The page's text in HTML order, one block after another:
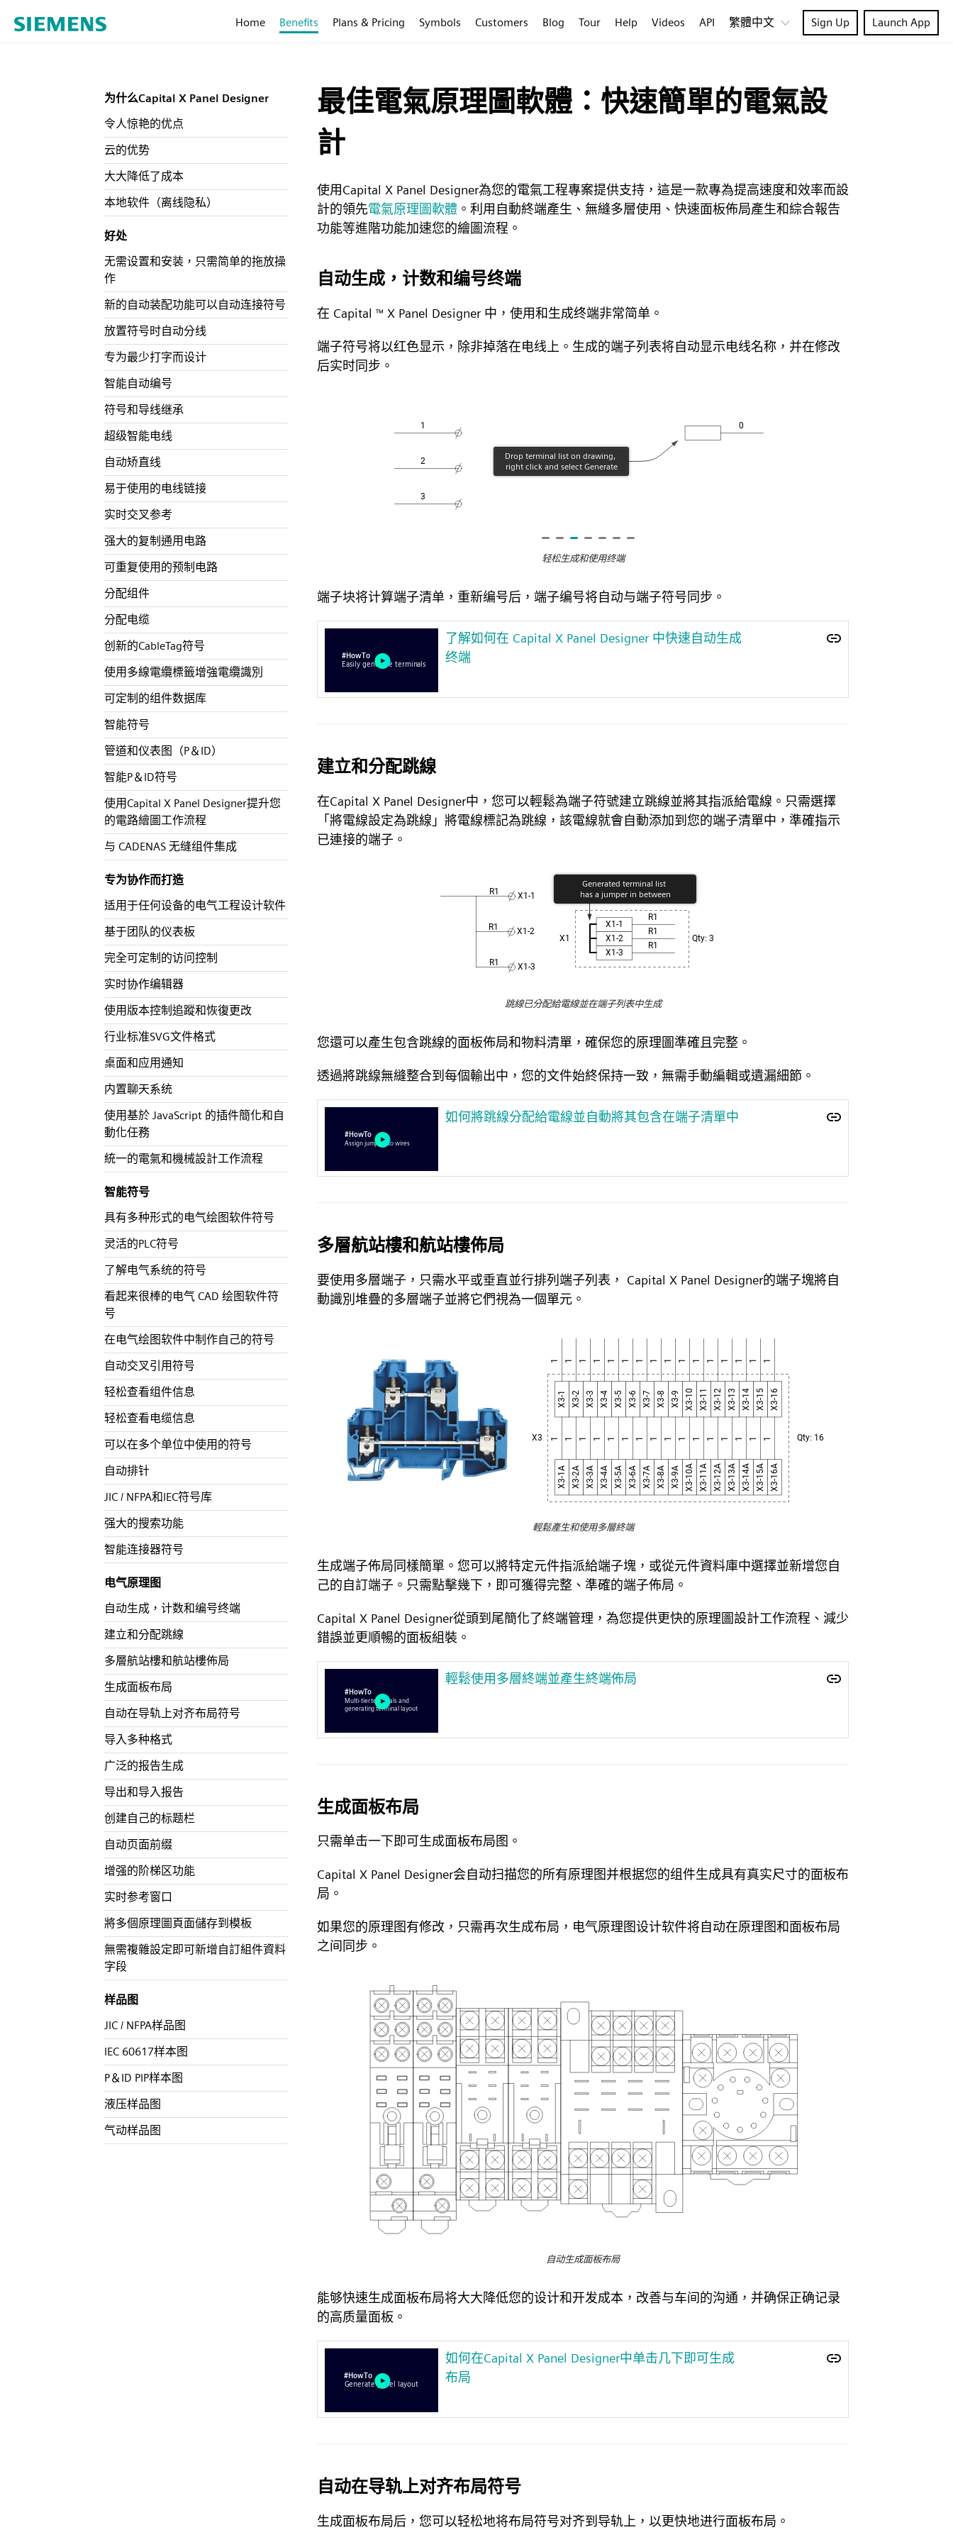
Home Benefits Plans & Pricing Symbols Customers Blog Tour Help Videos API 繁體中文 Sign Up Launch App
为什么Capital X Panel Designer
令人惊艳的优点
云的优势
大大降低了成本
本地软件（离线隐私）
好处
无需设置和安装，只需简单的拖放操
作
新的自动装配功能可以自动连接符号
放置符号时自动分线
专为最少打字而设计
智能自动编号
符号和导线继承
超级智能电线
自动矫直线
易于使用的电线链接
实时交叉参考
强大的复制通用电路
可重复使用的预制电路
分配组件
分配电缆
创新的CableTag符号
使用多線電纜標籤增強電纜識別
可定制的组件数据库
智能符号
管道和仪表图（P＆ID）
智能P＆ID符号
使用Capital X Panel Designer提升您
的電路繪圖工作流程
与 CADENAS 无缝组件集成
专为协作而打造
适用于任何设备的电气工程设计软件
基于团队的仪表板
完全可定制的访问控制
实时协作编辑器
使用版本控制追蹤和恢復更改
行业标准SVG文件格式
桌面和应用通知
内置聊天系统
使用基於 JavaScript 的插件簡化和自
動化任務
統一的電氣和機械設計工作流程
智能符号
具有多种形式的电气绘图软件符号
灵活的PLC符号
了解电气系统的符号
看起来很棒的电气 CAD 绘图软件符
号
在电气绘图软件中制作自己的符号
自动交叉引用符号
轻松查看组件信息
轻松查看电缆信息
可以在多个单位中使用的符号
自动排针
JIC / NFPA和IEC符号库
强大的搜索功能
智能连接器符号
电气原理图
自动生成，计数和编号终端
建立和分配跳線
多層航站樓和航站樓佈局
生成面板布局
自动在导轨上对齐布局符号
导入多种格式
广泛的报告生成
导出和导入报告
创建自己的标题栏
自动页面前缀
增强的阶梯区功能
实时参考窗口
將多個原理圖頁面儲存到模板
無需複雜設定即可新增自訂組件資料
字段
样品图
JIC / NFPA样品图
IEC 60617样本图
P＆ID PIP样本图
液压样品图
气动样品图
最佳電氣原理圖軟體：快速簡單的電氣設
計
使用Capital X Panel Designer為您的電氣工程專案提供支持，這是一款專為提高速度和效率而設
計的領先電氣原理圖軟體 。利用自動終端產生、無縫多層使用、快速面板佈局產生和綜合報告
功能等進階功能加速您的繪圖流程。
自动生成，计数和编号终端
在 Capital ™ X Panel Designer 中，使用和生成终端非常简单。
端子符号将以红色显示，除非掉落在电线上。生成的端子列表将自动显示电线名称，并在修改
后实时同步。
轻松生成和使用终端
端子块将计算端子清单，重新编号后，端子编号将自动与端子符号同步。
了解如何在 Capital X Panel Designer 中快速自动生成
终端
建立和分配跳線
在Capital X Panel Designer中，您可以輕鬆為端子符號建立跳線並將其指派給電線。只需選擇
「將電線設定為跳線」將電線標記為跳線，該電線就會自動添加到您的端子清單中，準確指示
已連接的端子。
跳線已分配給電線並在端子列表中生成
您還可以產生包含跳線的面板佈局和物料清單，確保您的原理圖準確且完整。
透過將跳線無縫整合到每個輸出中，您的文件始終保持一致，無需手動編輯或遺漏細節。
如何將跳線分配給電線並自動將其包含在端子清單中
多層航站樓和航站樓佈局
要使用多層端子，只需水平或垂直並行排列端子列表， Capital X Panel Designer的端子塊將自
動識別堆疊的多層端子並將它們視為一個單元。
輕鬆產生和使用多層終端
生成端子佈局同樣簡單。您可以將特定元件指派給端子塊，或從元件資料庫中選擇並新增您自
己的自訂端子。只需點擊幾下，即可獲得完整、準確的端子佈局。
Capital X Panel Designer從頭到尾簡化了終端管理，為您提供更快的原理圖設計工作流程、減少
錯誤並更順暢的面板組裝。
輕鬆使用多層終端並產生終端佈局
生成面板布局
只需单击一下即可生成面板布局图。
Capital X Panel Designer会自动扫描您的所有原理图并根据您的组件生成具有真实尺寸的面板布
局。
如果您的原理图有修改，只需再次生成布局，电气原理图设计软件将自动在原理图和面板布局
之间同步。
自动生成面板布局
能够快速生成面板布局将大大降低您的设计和开发成本，改善与车间的沟通，并确保正确记录
的高质量面板。
如何在Capital X Panel Designer中单击几下即可生成
布局
自动在导轨上对齐布局符号
生成面板布局后，您可以轻松地将布局符号对齐到导轨上，以更快地进行面板布局。